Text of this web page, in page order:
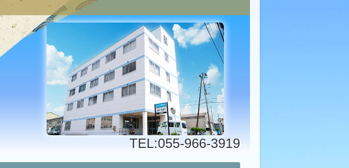
TEL:055-966-3919